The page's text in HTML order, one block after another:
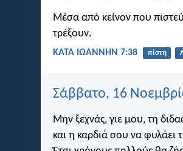
Μέσα από κείνον που
τρέξουν.
ΚΑΤΑ ΙΩΑΝΝΗΝ 7:38 πίστη
Σάββατο, 16
Μην ξεχνάς, γιε μου, τη
και η καρδιά σου να φυλάει